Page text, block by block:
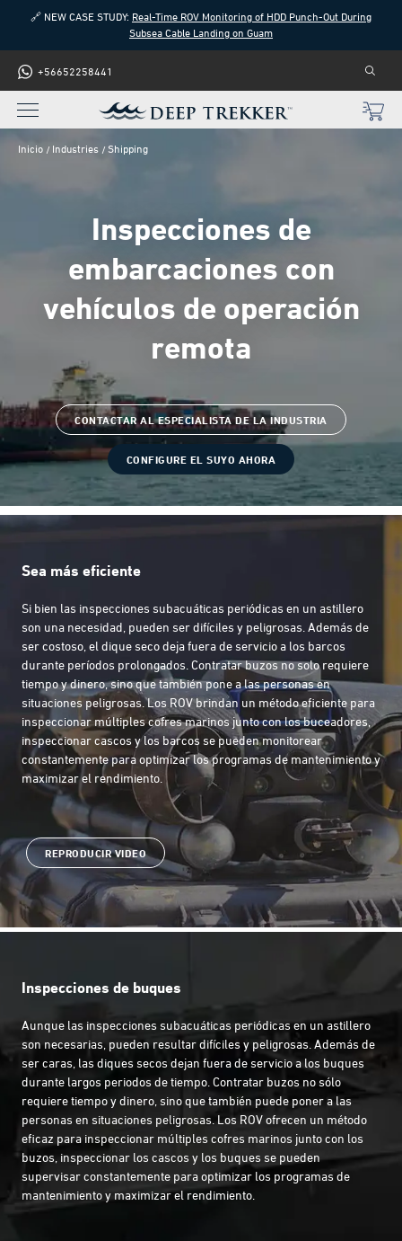
🔗 NEW CASE STUDY: Real-Time ROV Monitoring of HDD Punch-Out During
Subsea Cable Landing on Guam
+56652258441
Inicio Industries Shipping
Inspecciones de
embarcaciones con
vehículos de operación
remota
CONTACTAR AL ESPECIALISTA DE LA INDUSTRIA
CONFIGURE EL SUYO AHORA
Sea más eficiente
Si bien las inspecciones subacuáticas periódicas en un astillero
son una necesidad, pueden ser difíciles y peligrosas. Además de
ser costoso, el dique seco deja fuera de servicio a los barcos
durante períodos prolongados. Contratar buzos no solo requiere
tiempo y dinero, sino que también pone a las personas en
situaciones peligrosas. Los ROV brindan un método eficiente para
inspeccionar múltiples cofres marinos junto con los buceadores,
inspeccionar cascos y los barcos se pueden monitorear
constantemente para optimizar los programas de mantenimiento y
maximizar el rendimiento.
REPRODUCIR VIDEO
Inspecciones de buques
Aunque las inspecciones subacuáticas periódicas en un astillero
son necesarias, pueden resultar difíciles y peligrosas. Además de
ser caras, las diques secos dejan fuera de servicio a los buques
durante largos periodos de tiempo. Contratar buzos no sólo
requiere tiempo y dinero, sino que también puede poner a las
personas en situaciones peligrosas. Los ROV ofrecen un método
eficaz para inspeccionar múltiples cofres marinos junto con los
buzos, inspeccionar los cascos y los buques se pueden
supervisar constantemente para optimizar los programas de
mantenimiento y maximizar el rendimiento.